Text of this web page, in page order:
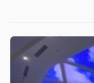
THÔNG